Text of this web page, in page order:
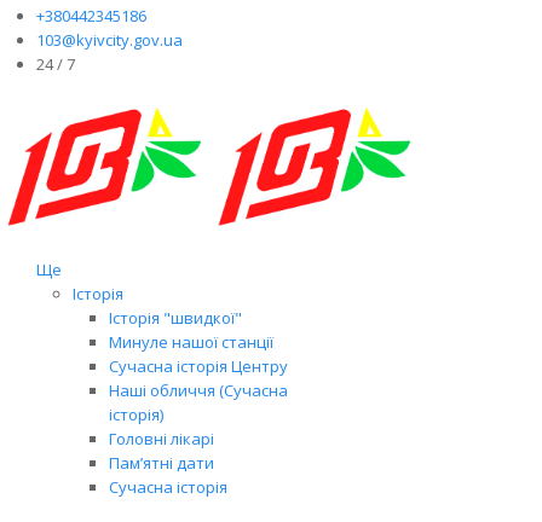
+380442345186
103@kyivcity.gov.ua
24 / 7
Ще
Історія
Історія "швидкої"
Минуле нашої станції
Сучасна історія Центру
Наші обличчя (Сучасна
історія)
Головні лікарі
Пам’ятні дати
Сучасна історія